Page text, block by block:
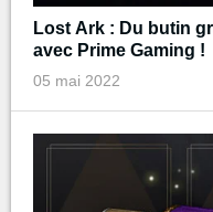
Lost Ark : Du butin
avec Prime Gaming !
05 mai 2022